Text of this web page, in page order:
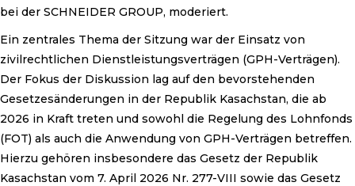
bei der SCHNEIDER GROUP, moderiert.
Ein zentrales Thema der Sitzung war der Einsatz von
zivilrechtlichen Dienstleistungsverträgen (GPH-Verträgen).
Der Fokus der Diskussion lag auf den bevorstehenden
Gesetzesänderungen in der Republik Kasachstan, die ab
2026 in Kraft treten und sowohl die Regelung des Lohnfonds
(FOT) als auch die Anwendung von GPH-Verträgen betreffen.
Hierzu gehören insbesondere das Gesetz der Republik
Kasachstan vom 7. April 2026 Nr. 277-VIII sowie das Gesetz